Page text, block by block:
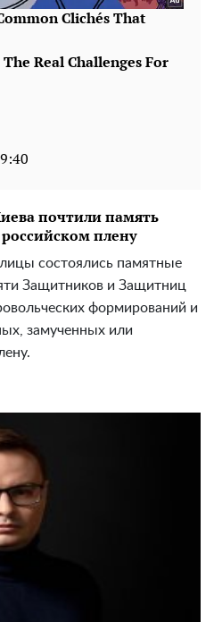
почтили память
плену
состоялись памятные
Защитников и Защитниц
формирований и
замученных или